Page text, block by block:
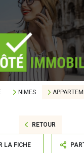
NIMES
RETOUR
LA FICHE